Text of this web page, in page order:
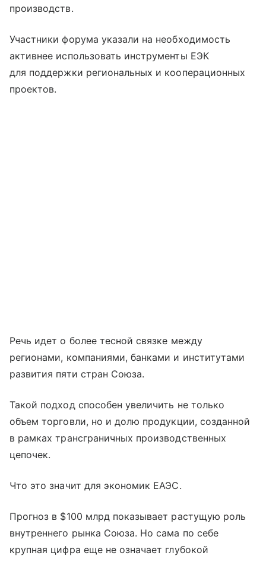
производств.
Участники форума указали на необходимость
активнее использовать инструменты ЕЭК
для поддержки региональных и кооперационных
проектов.
Речь идет о более тесной связке между
регионами, компаниями, банками и институтами
развития пяти стран Союза.
Такой подход способен увеличить не только
объем торговли, но и долю продукции, созданной
в рамках трансграничных производственных
цепочек.
Что это значит для экономик ЕАЭС.
Прогноз в $100 млрд показывает растущую роль
внутреннего рынка Союза. Но сама по себе
крупная цифра еще не означает глубокой